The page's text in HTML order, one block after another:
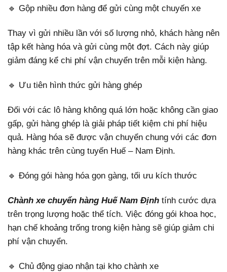
🔹 Gộp nhiều đơn hàng để gửi cùng một chuyến xe
Thay vì gửi nhiều lần với số lượng nhỏ, khách hàng nên
tập kết hàng hóa và gửi cùng một đợt. Cách này giúp
giảm đáng kể chi phí vận chuyển trên mỗi kiện hàng.
🔹 Ưu tiên hình thức gửi hàng ghép
Đối với các lô hàng không quá lớn hoặc không cần giao
gấp, gửi hàng ghép là giải pháp tiết kiệm chi phí hiệu
quả. Hàng hóa sẽ được vận chuyển chung với các đơn
hàng khác trên cùng tuyến Huế – Nam Định.
🔹 Đóng gói hàng hóa gọn gàng, tối ưu kích thước
Chành xe chuyển hàng Huế Nam Định tính cước dựa
trên trọng lượng hoặc thể tích. Việc đóng gói khoa học,
hạn chế khoảng trống trong kiện hàng sẽ giúp giảm chi
phí vận chuyển.
🔹 Chủ động giao nhận tại kho chành xe